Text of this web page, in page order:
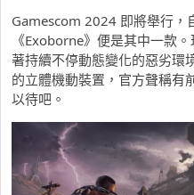
Gamescom 2024 即將舉行，
《Exoborne》便是其中一款
著持續不停動態變化的惡劣環
的立體機動裝置，官方聲稱有
以待吧。